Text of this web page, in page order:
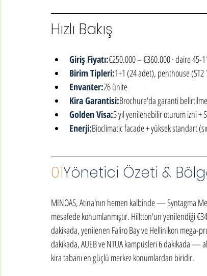
Hızlı Bakış
Giriş Fiyatı:€250.000 – €360.000 · daire 45-
Birim Tipleri:1+1 (24 adet), penthouse (ST2
Envanter:26 ünite
Kira Garantisi:Brochure'da garanti
Golden Visa:5 yıl yenilenebilir oturum izni +
Enerji:Bioclimatic facade + yüksek standart
01Yönetici Özeti &
MINOAS, Atina'nın hemen kalbinde — Syntagma
mesafede konumlanmıştır. Hilltton'un yenilendiği
dakikada, yenilenen Faliro Bay ve Hellinikon mega-
dakikada, AUEB ve NTUA kampüsleri 6 dakikada —
kira tabanı en güçlü merkez konumlardan biridir.